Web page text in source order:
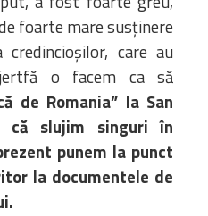
foarte mare susținere
care au
o facem ca să
de Romania” la San
că slujim singuri în
punem la punct
la documentele de